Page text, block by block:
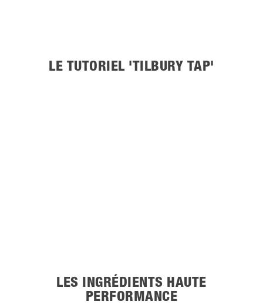
LE TUTORIEL 'TILBURY TAP'
LES INGRÉDIENTS HAUTE
PERFORMANCE